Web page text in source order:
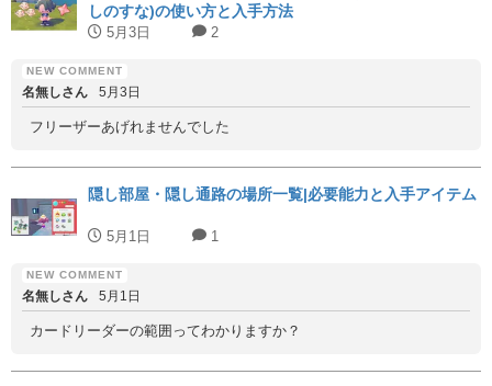
しのすな)の使い方と入手方法
5月3日 2
名無しさん 5月3日
フリーザーあげれませんでした
隠し部屋・隠し通路の場所一覧|必要能力と入手アイテム
5月1日 1
名無しさん 5月1日
カードリーダーの範囲ってわかりますか？